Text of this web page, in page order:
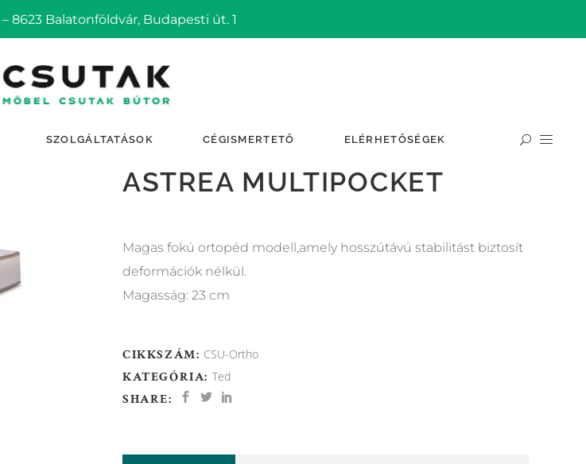
– 8623 Balatonföldvár, Budapesti út. 1
SZOLGÁLTATÁSOK CÉGISMERTETŐ ELÉRHETŐSÉGEK
ASTREA MULTIPOCKET
Magas fokú ortopéd modell,amely hosszútávú stabilitást biztosít
deformációk nélkül.
Magasság: 23 cm
CIKKSZÁM: CSU-Ortho
KATEGÓRIA: Ted
SHARE: